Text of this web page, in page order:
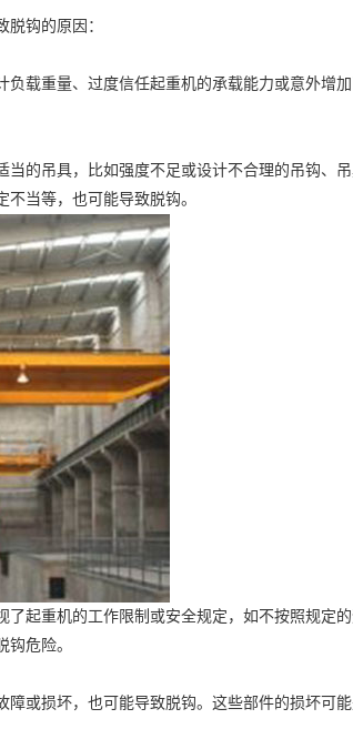
钩的原因：
载重量、过度信任起重机的承载能力或意外增
的吊具，比如强度不足或设计不合理的吊钩、
当等，也可能导致脱钩。
起重机的工作限制或安全规定，如不按照规定
危险。
或损坏，也可能导致脱钩。这些部件的损坏可